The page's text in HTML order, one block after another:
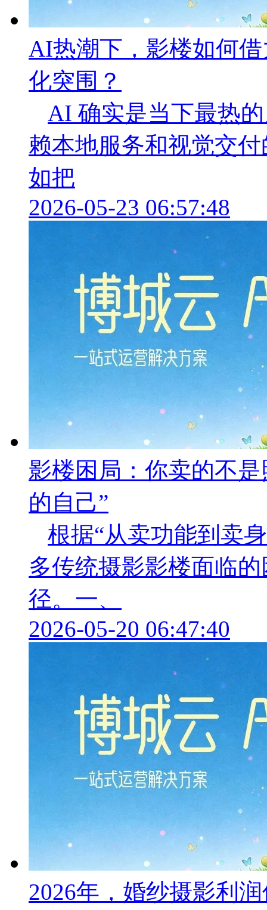
AI热潮下，影楼如何
化突围？
AI 确实是当下最热
赖本地服务和视觉交
如把
2026-05-23 06:57:48
影楼困局：你卖的不
的自己”
根据“从卖功能到卖
多传统摄影影楼面临
径。一、
2026-05-20 06:47:40
2026年，婚纱摄影利